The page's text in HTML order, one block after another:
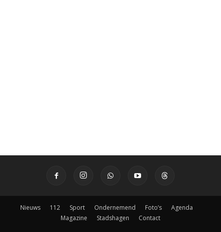
Nieuws 112 Sport Ondernemend Foto’s
Agenda
Magazine
Stadshagen Contact